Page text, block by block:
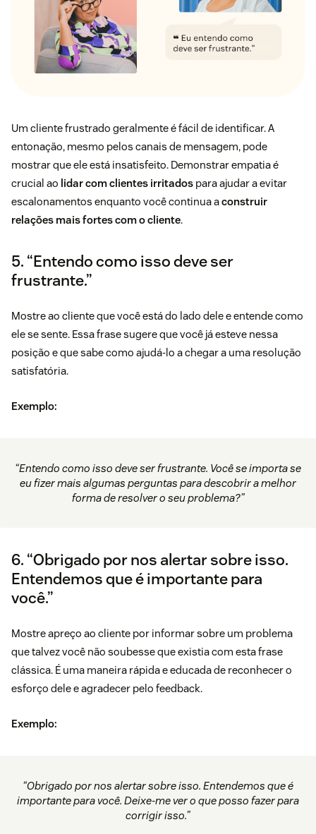
Um cliente frustrado geralmente é fácil de identificar. A
entonação, mesmo pelos canais de mensagem, pode
mostrar que ele está insatisfeito. Demonstrar empatia é
crucial ao lidar com clientes irritados para ajudar a evitar
escalonamentos enquanto você continua aconstruir
relações mais fortes com o cliente.
5. “Entendo como isso deve ser
frustrante.”
Mostre ao cliente que você está do lado dele e entende como
ele se sente. Essa frase sugere que você já esteve nessa
posição e que sabe como ajudá-lo a chegar a uma resolução
satisfatória.
Exemplo:
“Entendo como isso deve ser frustrante. Você se importa se
eu fizer mais algumas perguntas para descobrir a melhor
forma de resolver o seu problema?”
6. “Obrigado por nos alertar sobre isso.
Entendemos que é importante para
você.”
Mostre apreço ao cliente por informar sobre um problema
que talvez você não soubesse que existia com esta frase
clássica. É uma maneira rápida e educada de reconhecer o
esforço dele e agradecer pelo feedback.
Exemplo:
“Obrigado por nos alertar sobre isso. Entendemos que é
importante para você. Deixe-me ver o que posso fazer para
corrigir isso.”